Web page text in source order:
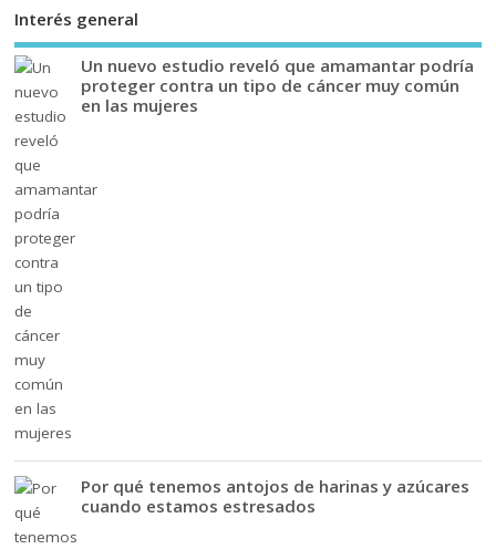
Interés general
Un nuevo estudio reveló que amamantar podría
proteger contra un tipo de cáncer muy común
en las mujeres
Por qué tenemos antojos de harinas y azúcares
cuando estamos estresados